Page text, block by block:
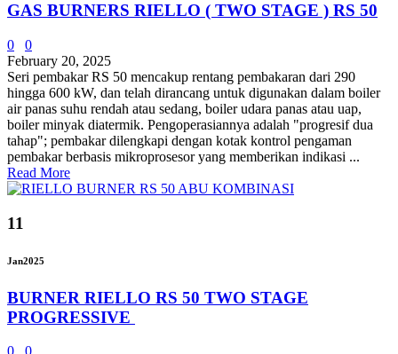
GAS BURNERS RIELLO ( TWO STAGE ) RS 50
0
0
February 20, 2025
Seri pembakar RS 50 mencakup rentang pembakaran dari 290
hingga 600 kW, dan telah dirancang untuk digunakan dalam boiler
air panas suhu rendah atau sedang, boiler udara panas atau uap,
boiler minyak diatermik. Pengoperasiannya adalah "progresif dua
tahap"; pembakar dilengkapi dengan kotak kontrol pengaman
pembakar berbasis mikroprosesor yang memberikan indikasi ...
Read More
11
Jan2025
BURNER RIELLO RS 50 TWO STAGE
PROGRESSIVE